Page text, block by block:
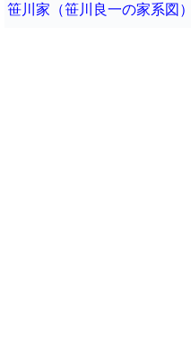
笹川家（笹川良一の家系図）